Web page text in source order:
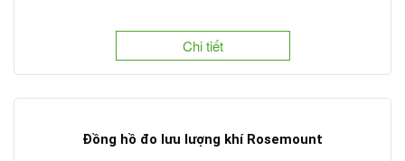
Chi tiết
Đồng hồ đo lưu lượng khí Rosemount